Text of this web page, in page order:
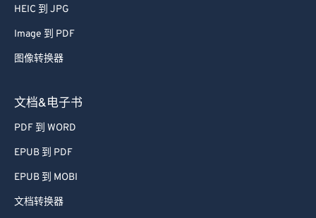
HEIC 到 JPG
Image 到 PDF
图像转换器
文档&电子书
PDF 到 WORD
EPUB 到 PDF
EPUB 到 MOBI
文档转换器